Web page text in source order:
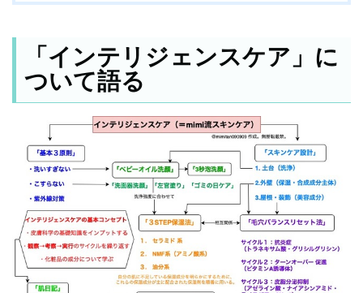
「インテリジェンスケア」に
ついて語る